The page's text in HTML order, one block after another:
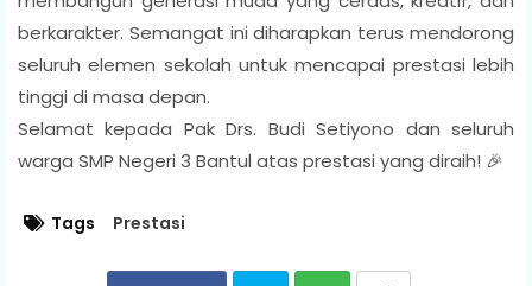
berkarakter. Semangat ini diharapkan terus mendorong
seluruh elemen sekolah untuk mencapai prestasi lebih
tinggi di masa depan.
Selamat kepada Pak Drs. Budi Setiyono dan seluruh
warga SMP Negeri 3 Bantul atas prestasi yang diraih! 🎉
Tags Prestasi